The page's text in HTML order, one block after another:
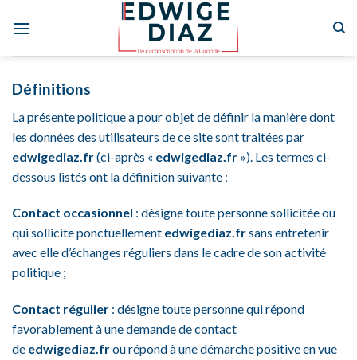
Définitions
La présente politique a pour objet de définir la manière dont
les données des utilisateurs de ce site sont traitées par
edwigediaz.fr(ci-après « edwigediaz.fr »). Les termes ci-
dessous listés ont la définition suivante :
Contact occasionnel : désigne toute personne sollicitée ou
qui sollicite ponctuellement edwigediaz.frsans entretenir
avec elle d’échanges réguliers dans le cadre de son activité
politique ;
Contact régulier : désigne toute personne qui répond
favorablement à une demande de contact
de edwigediaz.frou répond à une démarche positive en vue